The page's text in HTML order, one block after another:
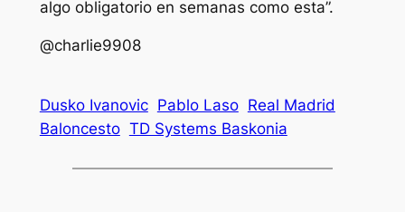
algo obligatorio en semanas como esta”.
@charlie9908
Dusko Ivanovic Pablo Laso Real Madrid
Baloncesto TD Systems Baskonia